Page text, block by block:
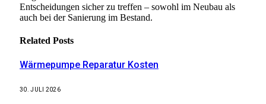
Entscheidungen sicher zu treffen – sowohl im Neubau als
auch bei der Sanierung im Bestand.
Related Posts
Wärmepumpe Reparatur Kosten
30. JULI 2026